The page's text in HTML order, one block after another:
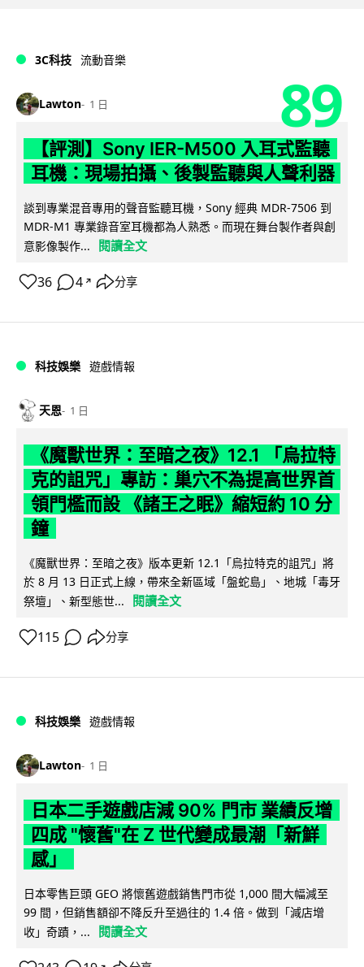
3C科技 流動音樂
Lawton 1 日 89
【評測】Sony IER-M500 入耳式監聽
耳機：現場拍攝、後製監聽與人聲利器
談到專業混音專用的聲音監聽耳機，Sony 經典 MDR-7506 到
MDR-M1 專業錄音室耳機都為人熟悉。而現在舞台製作者與創
意影像製作...
閱讀全文
36 4 ↗ 分享
科技娛樂 遊戲情報
天恩 1 日
《魔獸世界：至暗之夜》12.1 「烏拉特
克的詛咒」專訪：巢穴不為提高世界首
領門檻而設 《諸王之眠》縮短約 10 分
鐘
《魔獸世界：至暗之夜》版本更新 12.1「烏拉特克的詛咒」將
於 8 月 13 日正式上線，帶來全新區域「盤蛇島」、地城「毒牙
祭壇」、新型態世...
閱讀全文
115 分享
科技娛樂 遊戲情報
Lawton 1 日
日本二手遊戲店減 90% 門市 業績反增
四成 "懷舊"在 Z 世代變成最潮「新鮮
感」
日本零售巨頭 GEO 將懷舊遊戲銷售門市從 1,000 間大幅減至
99 間，但銷售額卻不降反升至過往的 1.4 倍。做到「減店增
收」奇蹟，...
閱讀全文